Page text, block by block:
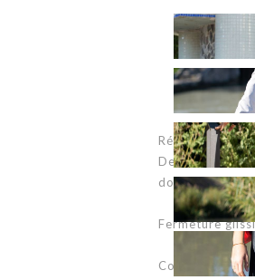
Référence
Description:
doublure 100%
Fermeture
Couleur: